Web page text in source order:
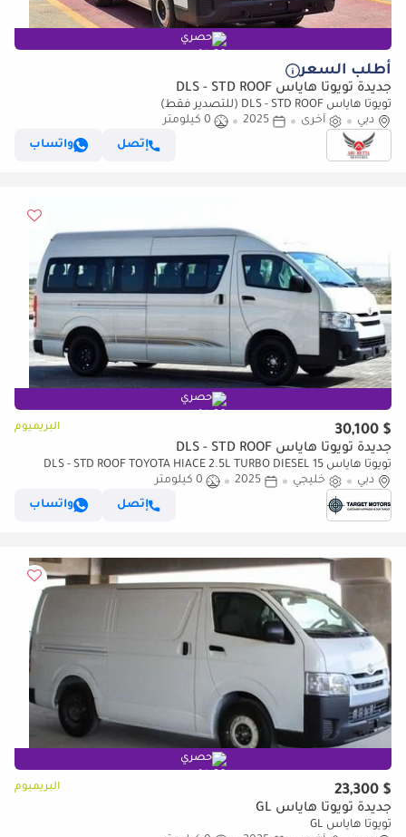
حصري
أطلب السعر
جديدة تويوتا هاياس DLS - STD ROOF
تويوتا هاياس DLS - STD ROOF (للتصدير فقط)
دبي
أخرى 2025
0 كيلومتر
إتصل
واتساب
حصري
$ 30,100 البريميوم
جديدة تويوتا هاياس DLS - STD ROOF
تويوتا هاياس DLS - STD ROOF TOYOTA HIACE 2.5L TURBO DIESEL 15
SEATER H.ROOF MT 2025
دبي خليجي 2025
0 كيلومتر
إتصل
واتساب
حصري
$ 23,300 البريميوم
جديدة تويوتا هاياس GL
تويوتا هاياس GL